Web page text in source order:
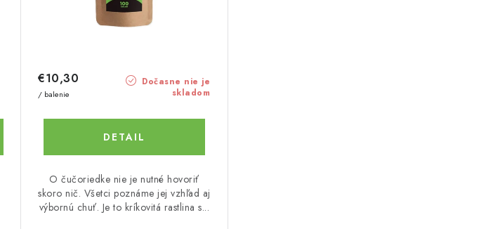
Dočasne nie je
skladom
€10,30
/ balenie
DETAIL
O čučoriedke nie je nutné hovoriť
skoro nič. Všetci poznáme jej vzhľad aj
výbornú chuť. Je to kríkovitá rastlina s...